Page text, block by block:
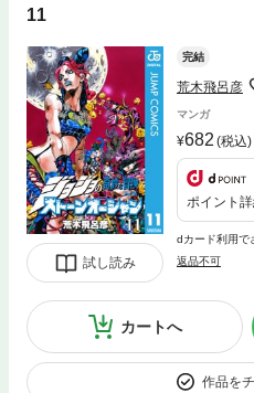
11
試し読み
完結
荒木飛呂彦
マンガ
682 (税込)
ポイント
dカード利用で
返品不可
カートへ
作品を